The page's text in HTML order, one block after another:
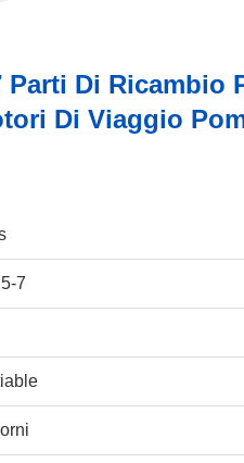
Parti Di Ricambio
Di Viaggio
7